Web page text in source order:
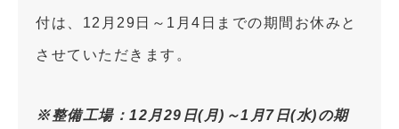
付は、12月29日～1月4日までの期間お休みと
させていただきます。
※整備工場：12月29日(月)～1月7日(水)の期